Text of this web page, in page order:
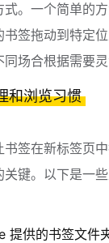
。一个简单的
书签拖动到特定
场合根据需要灵
和浏览习惯
书签在新标签页
键。以下是一些
提供的书签文件